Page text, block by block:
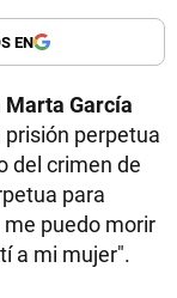
EN
García
perpetua
del crimen de
para
puedo morir
a mi mujer".